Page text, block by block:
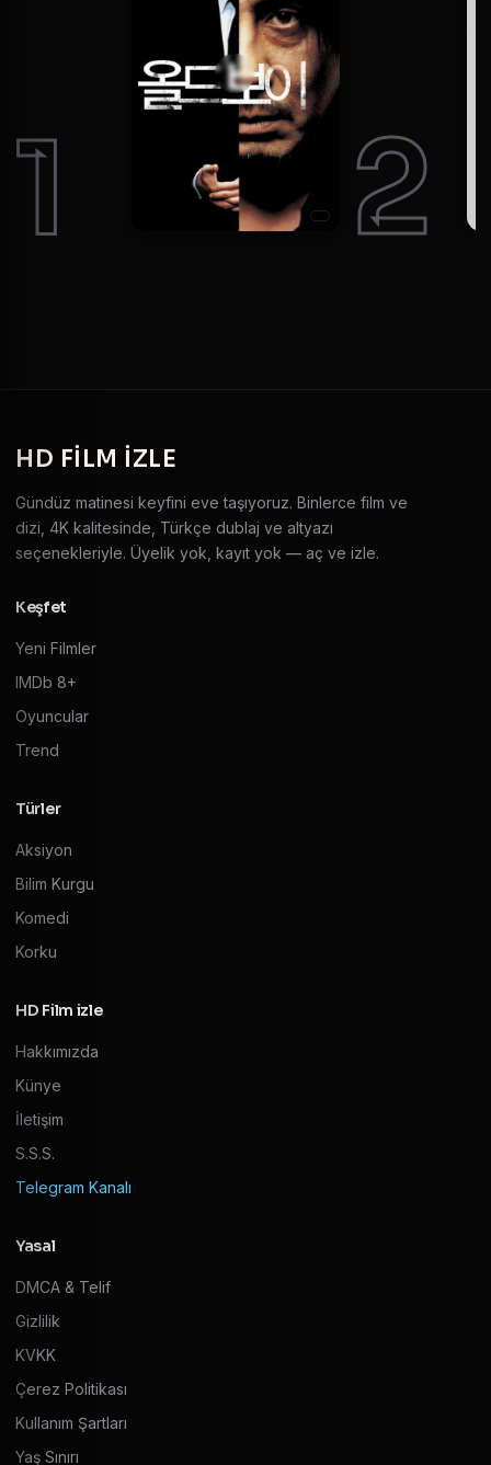
1 2
HD FILM IZLE
Gündüz matinesi keyfini eve taşıyoruz. Binlerce film ve
dizi, 4K kalitesinde, Türkçe dublaj ve altyazı
seçenekleriyle. Üyelik yok, kayıt yok — aç ve izle.
Keşfet
Yeni Filmler
IMDb 8+
Oyuncular
Trend
Türler
Aksiyon
Bilim Kurgu
Komedi
Korku
HD Film izle
Hakkımızda
Künye
İletişim
S.S.S.
Telegram Kanalı
Yasal
DMCA & Telif
Gizlilik
KVKK
Çerez Politikası
Kullanım Şartları
Yaş Sınırı